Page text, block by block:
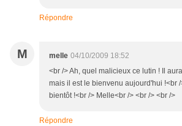
Répondre
M melle 04/10/2009 18:52
<br /> Ah, quel malicieux ce lutin ! Il
mais il est le bienvenu aujourd'hui !<br
bientôt !<br /> Melle<br /> <br /> <br />
Répondre